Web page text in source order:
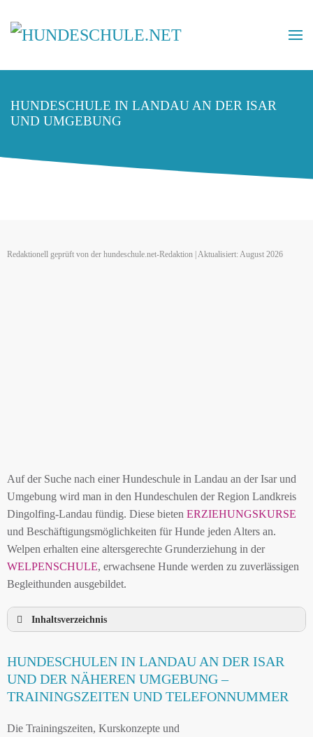
HUNDESCHULE IN LANDAU AN DER ISAR
UND UMGEBUNG
Redaktionell geprüft von der hundeschule.net-Redaktion | Aktualisiert: August 2026
Auf der Suche nach einer Hundeschule in Landau an der Isar und
Umgebung wird man in den Hundeschulen der Region Landkreis
Dingolfing-Landau fündig. Diese bieten ERZIEHUNGSKURSE
und Beschäftigungsmöglichkeiten für Hunde jeden Alters an.
Welpen erhalten eine altersgerechte Grunderziehung in der
WELPENSCHULE, erwachsene Hunde werden zu zuverlässigen
Begleithunden ausgebildet.
Inhaltsverzeichnis
UMGEBUNG
HUNDESCHULEN IN LANDAU AN DER ISAR
MOBILE HUNDETRAINER IN LANDAU AN DER
HUNDESCHULEN IN LANDAU AN DER ISAR
UND DER NÄHEREN UMGEBUNG –
TRAININGSZEITEN UND TELEFONNUMMER
Die Trainingszeiten, Kurskonzepte und